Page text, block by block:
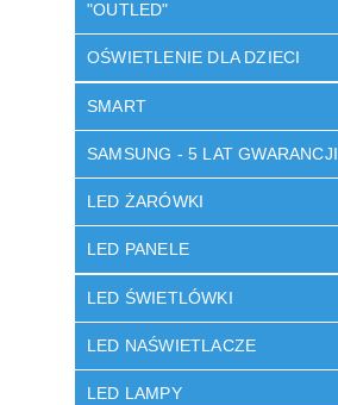
"OUTLED"
OŚWIETLENIE DLA DZIECI
SMART
SAMSUNG - 5 LAT GWARANCJI
LED ŻARÓWKI
LED PANELE
LED ŚWIETLÓWKI
LED NAŚWIETLACZE
LED LAMPY